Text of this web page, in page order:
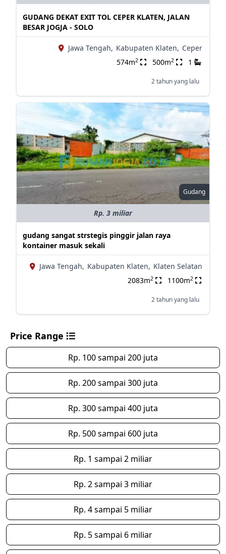
GUDANG DEKAT EXIT TOL CEPER KLATEN, JALAN
BESAR JOGJA - SOLO
Jawa Tengah, Kabupaten Klaten, Ceper
574m2 500m2 1
2 tahun yang lalu
Gudang
Rp. 3 miliar
gudang sangat strstegis pinggir jalan raya
kontainer masuk sekali
Jawa Tengah, Kabupaten Klaten, Klaten Selatan
2083m2 1100m2
2 tahun yang lalu
Price Range
Rp. 100 sampai 200 juta
Rp. 200 sampai 300 juta
Rp. 300 sampai 400 juta
Rp. 500 sampai 600 juta
Rp. 1 sampai 2 miliar
Rp. 2 sampai 3 miliar
Rp. 4 sampai 5 miliar
Rp. 5 sampai 6 miliar